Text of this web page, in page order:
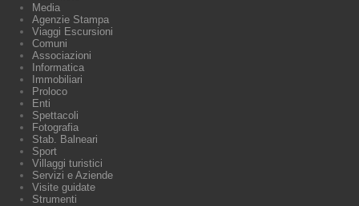
Media
Agenzie Stampa
Viaggi Escursioni
Comuni
Associazioni
Informatica
Immobiliari
Proloco
Enti
Spettacoli
Fotografia
Stab. Balneari
Sport
Villaggi turistici
Servizi e Aziende
Visite guidate
Strumenti